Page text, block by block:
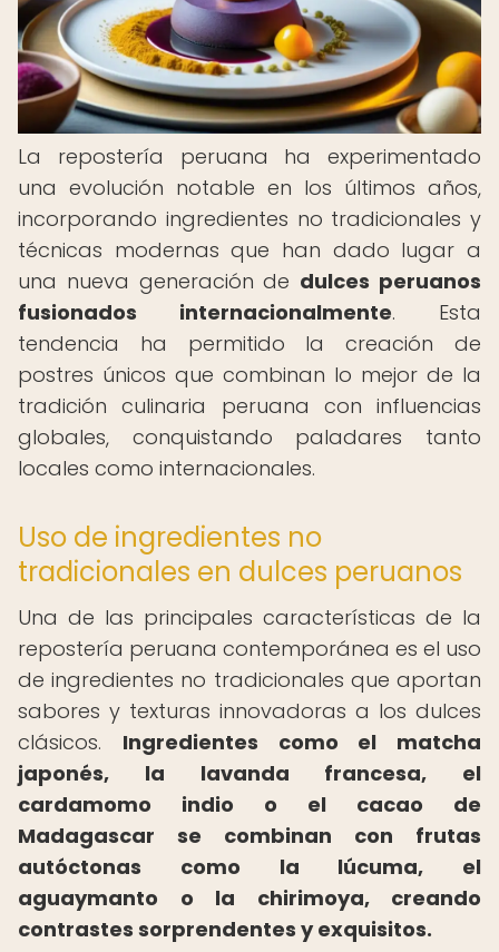
La repostería peruana ha experimentado
una evolución notable en los últimos años,
incorporando ingredientes no tradicionales y
técnicas modernas que han dado lugar a
una nueva generación de dulces peruanos
fusionados internacionalmente. Esta
tendencia ha permitido la creación de
postres únicos que combinan lo mejor de la
tradición culinaria peruana con influencias
globales, conquistando paladares tanto
locales como internacionales.
Uso de ingredientes no
tradicionales en dulces peruanos
Una de las principales características de la
repostería peruana contemporánea es el uso
de ingredientes no tradicionales que aportan
sabores y texturas innovadoras a los dulces
clásicos. Ingredientes como el matcha
japonés, la lavanda francesa, el
cardamomo indio o el cacao de
Madagascar se combinan con frutas
autóctonas como la lúcuma, el
aguaymanto o la chirimoya, creando
contrastes sorprendentes y exquisitos.